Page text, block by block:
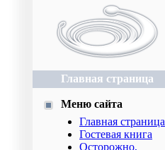
Главная страница
Меню сайта
Главная страница
Гостевая книга
Осторожно,